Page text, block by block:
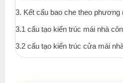
3. Kết cấu bao che theo
3.1 cấu tạo kiến trúc mái nhà
3.2 cấu tạo kiến trúc cửa mái